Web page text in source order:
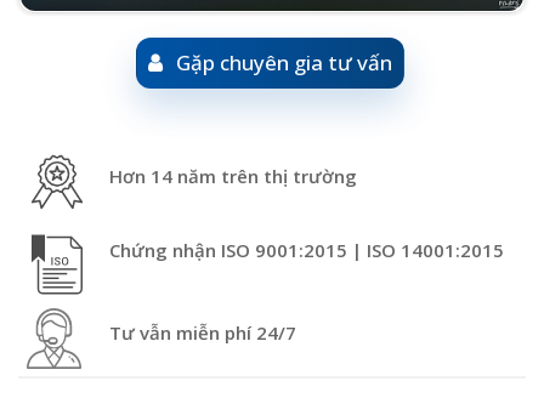
Gặp chuyên gia tư vấn
Hơn 14 năm trên thị trường
Chứng nhận ISO 9001:2015 | ISO 14001:2015
Tư vẫn miễn phí 24/7